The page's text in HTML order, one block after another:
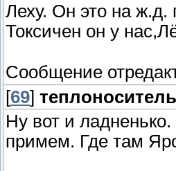
Леху. Он это на ж.д.
Токсичен он у
Сообщение
[69] теплоноситель
Ну вот и
примем. Где там